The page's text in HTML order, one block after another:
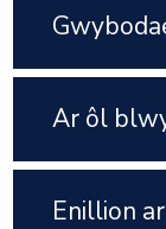
Ar ôl
Enillion